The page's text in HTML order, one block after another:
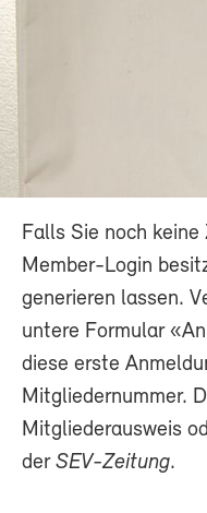
Falls Sie noch
Member-Login
generieren lassen.
untere Formular
diese erste
Mitgliedernummer.
Mitgliederausweis
der SEV-Zeitung.